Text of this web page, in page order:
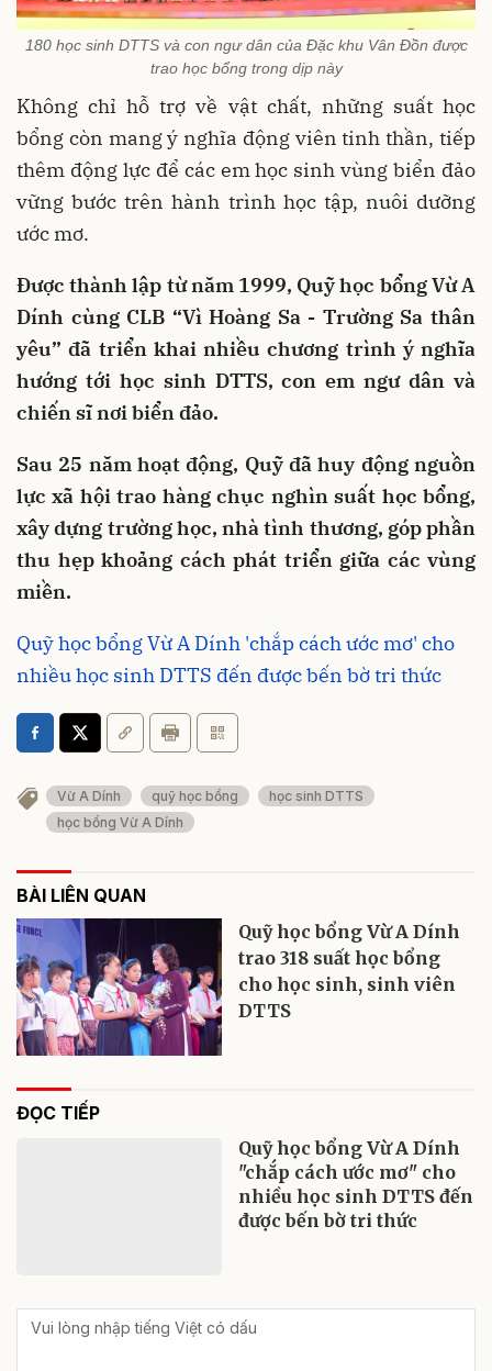
180 học sinh DTTS và con ngư dân của Đặc khu Vân Đồn được
trao học bổng trong dịp này
Không chỉ hỗ trợ về vật chất, những suất học
bổng còn mang ý nghĩa động viên tinh thần, tiếp
thêm động lực để các em học sinh vùng biển đảo
vững bước trên hành trình học tập, nuôi dưỡng
ước mơ.
Được thành lập từ năm 1999, Quỹ học bổng Vừ A
Dính cùng CLB “Vì Hoàng Sa - Trường Sa thân
yêu” đã triển khai nhiều chương trình ý nghĩa
hướng tới học sinh DTTS, con em ngư dân và
chiến sĩ nơi biển đảo.
Sau 25 năm hoạt động, Quỹ đã huy động nguồn
lực xã hội trao hàng chục nghìn suất học bổng,
xây dựng trường học, nhà tình thương, góp phần
thu hẹp khoảng cách phát triển giữa các vùng
miền.
Quỹ học bổng Vừ A Dính 'chắp cách ước mơ' cho
nhiều học sinh DTTS đến được bến bờ tri thức
Vừ A Dính quỹ học bổng
học sinh DTTS
học bổng Vừ A Dính
BÀI LIÊN QUAN
Quỹ học bổng Vừ A Dính
trao 318 suất học bổng
cho học sinh, sinh viên
DTTS
ĐỌC TIẾP
Quỹ học bổng Vừ A Dính
"chắp cách ước mơ" cho
nhiều học sinh DTTS đến
được bến bờ tri thức